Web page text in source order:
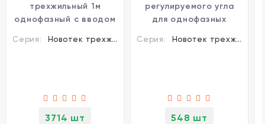
трехжильный 1м
однофазный с вводом
Novotech 135000
Серия: Новотек трехжильные шинопроводы и аксессуары
3714 шт
регулируемого угла
для однофазных
Novotech 135020
Серия: Новотек трехжильные шинопроводы и аксессуары
548 шт